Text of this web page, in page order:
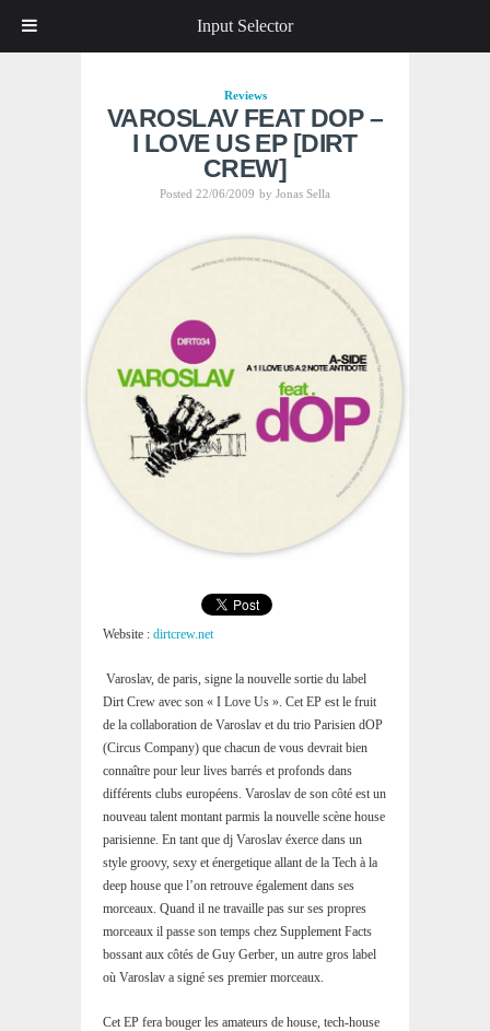
Reviews
VAROSLAV FEAT DOP –
I LOVE US EP [DIRT
CREW]
Posted 22/06/2009 by Jonas Sella
Website : dirtcrew.net
Varoslav, de paris, signe la nouvelle sortie du label
Dirt Crew avec son « I Love Us ». Cet EP est le fruit
de la collaboration de Varoslav et du trio Parisien dOP
(Circus Company) que chacun de vous devrait bien
connaître pour leur lives barrés et profonds dans
différents clubs européens. Varoslav de son côté est un
nouveau talent montant parmis la nouvelle scène house
parisienne. En tant que dj Varoslav éxerce dans un
style groovy, sexy et énergetique allant de la Tech à la
deep house que l’on retrouve également dans ses
morceaux. Quand il ne travaille pas sur ses propres
morceaux il passe son temps chez Supplement Facts
bossant aux côtés de Guy Gerber, un autre gros label
où Varoslav a signé ses premier morceaux.
Cet EP fera bouger les amateurs de house, tech-house
Input Selector